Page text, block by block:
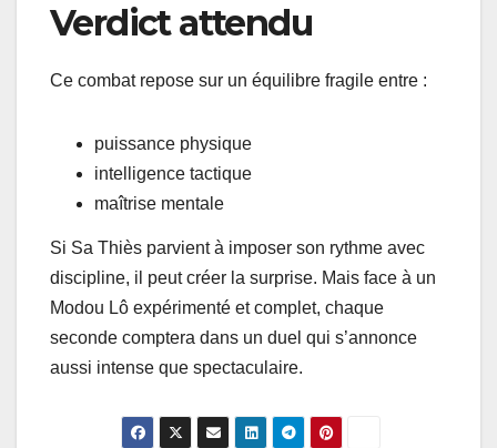
Verdict attendu
Ce combat repose sur un équilibre fragile entre :
puissance physique
intelligence tactique
maîtrise mentale
Si Sa Thiès parvient à imposer son rythme avec
discipline, il peut créer la surprise. Mais face à un
Modou Lô expérimenté et complet, chaque
seconde comptera dans un duel qui s’annonce
aussi intense que spectaculaire.